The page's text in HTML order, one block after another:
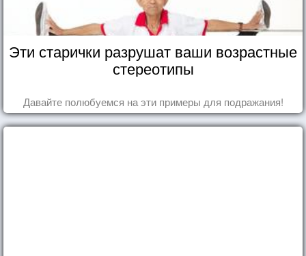
Эти старички разрушат ваши возрастные
стереотипы
Давайте полюбуемся на эти примеры для подражания!